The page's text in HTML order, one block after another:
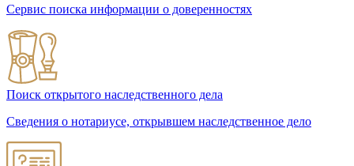
Сервис поиска информации о доверенностях
Поиск открытого наследственного дела
Сведения о нотариусе, открывшем наследственное дело